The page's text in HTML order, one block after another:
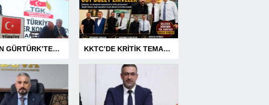
SERKAN GÜRTÜRK’TEN BASIN MESLEK YASASI VURGUSU! KKTC’DE KRİTİK TEMASLAR! EVREN KILIÇ’TAN ÜST DÜZEY ZİRVELER